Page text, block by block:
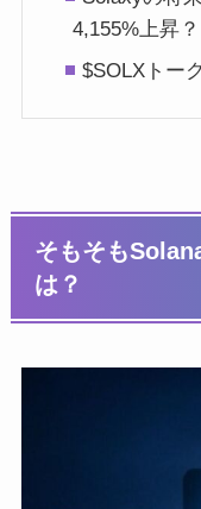
4,155%上昇？
$SOLXトー
そもそも
は？